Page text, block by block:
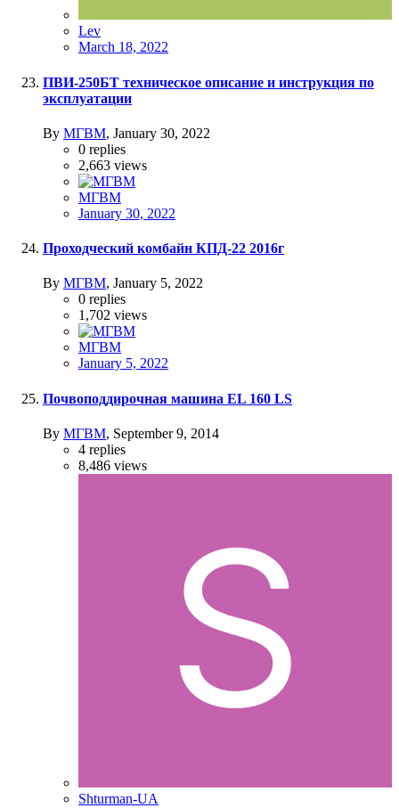
Lev
March 18, 2022
ПВИ-250БТ техническое описание и инструкция по
эксплуатации
By МГВМ, January 30, 2022
0 replies
2,663 views
МГВМ
January 30, 2022
Проходческий комбайн КПД-22 2016г
By МГВМ, January 5, 2022
0 replies
1,702 views
МГВМ
January 5, 2022
Почвоподдирочная машина EL 160 LS
By МГВМ, September 9, 2014
4 replies
8,486 views
Shturman-UA